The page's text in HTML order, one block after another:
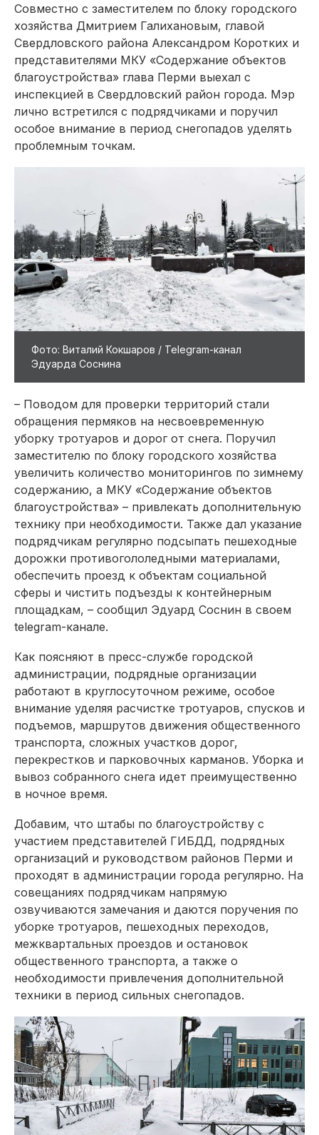
Совместно с заместителем по блоку городского
хозяйства Дмитрием Галихановым, главой
Свердловского района Александром Коротких и
представителями МКУ «Содержание объектов
благоустройства» глава Перми выехал с
инспекцией в Свердловский район города. Мэр
лично встретился с подрядчиками и поручил
особое внимание в период снегопадов уделять
проблемным точкам.
Фото: Виталий Кокшаров / Telegram-канал
Эдуарда Соснина
– Поводом для проверки территорий стали
обращения пермяков на несвоевременную
уборку тротуаров и дорог от снега. Поручил
заместителю по блоку городского хозяйства
увеличить количество мониторингов по зимнему
содержанию, а МКУ «Содержание объектов
благоустройства» – привлекать дополнительную
технику при необходимости. Также дал указание
подрядчикам регулярно подсыпать пешеходные
дорожки противогололедными материалами,
обеспечить проезд к объектам социальной
сферы и чистить подъезды к контейнерным
площадкам, – сообщил Эдуард Соснин в своем
telegram-канале.
Как поясняют в пресс-службе городской
администрации, подрядные организации
работают в круглосуточном режиме, особое
внимание уделяя расчистке тротуаров, спусков и
подъемов, маршрутов движения общественного
транспорта, сложных участков дорог,
перекрестков и парковочных карманов. Уборка и
вывоз собранного снега идет преимущественно
в ночное время.
Добавим, что штабы по благоустройству с
участием представителей ГИБДД, подрядных
организаций и руководством районов Перми и
проходят в администрации города регулярно. На
совещаниях подрядчикам напрямую
озвучиваются замечания и даются поручения по
уборке тротуаров, пешеходных переходов,
межквартальных проездов и остановок
общественного транспорта, а также о
необходимости привлечения дополнительной
техники в период сильных снегопадов.